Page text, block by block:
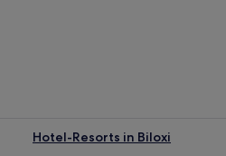
Hotel-Resorts in Biloxi